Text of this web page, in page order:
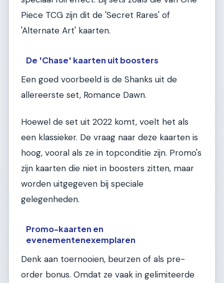
Piece TCG zijn dit de 'Secret Rares' of
'Alternate Art' kaarten.
De 'Chase' kaarten uit boosters
Een goed voorbeeld is de Shanks uit de
allereerste set, Romance Dawn.
Hoewel de set uit 2022 komt, voelt het als
een klassieker. De vraag naar deze kaarten is
hoog, vooral als ze in topconditie zijn. Promo's
zijn kaarten die niet in boosters zitten, maar
worden uitgegeven bij speciale
gelegenheden.
Promo-kaarten en
evenementenexemplaren
Denk aan toernooien, beurzen of als pre-
order bonus. Omdat ze vaak in gelimiteerde